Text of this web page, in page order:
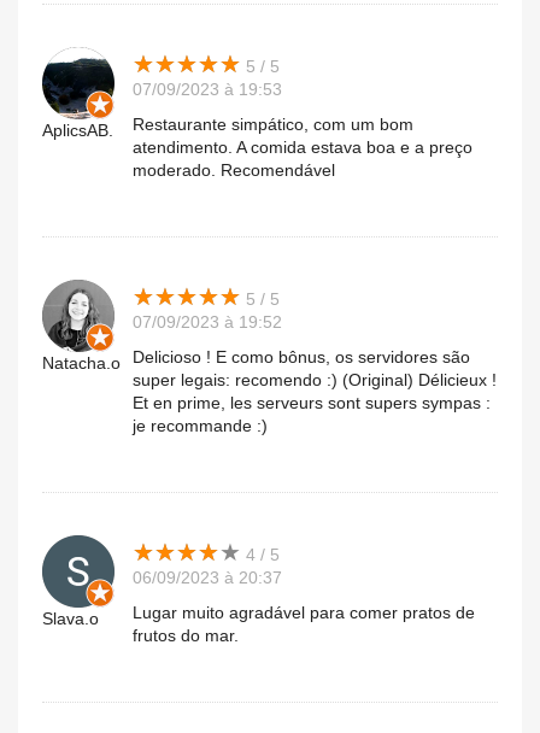
AplicsAB.
★★★★★
★★★★★ 5 / 5
07/09/2023 à 19:53
Restaurante simpático, com um bom
atendimento. A comida estava boa e a preço
moderado. Recomendável
Natacha.o
★★★★★
★★★★★ 5 / 5
07/09/2023 à 19:52
Delicioso ! E como bônus, os servidores são
super legais: recomendo :) (Original) Délicieux !
Et en prime, les serveurs sont supers sympas :
je recommande :)
Slava.o
★★★★★
★★★★★ 4 / 5
06/09/2023 à 20:37
Lugar muito agradável para comer pratos de
frutos do mar.